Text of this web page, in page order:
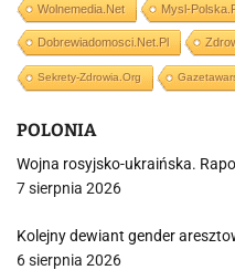
Wolnemedia.net Mysl-
Dobrewiadomosci.net.pl
Sekrety-Zdrowia.org
POLONIA
Wojna rosyjsko-ukraińska.
7 sierpnia 2026
Kolejny dewiant gender
6 sierpnia 2026